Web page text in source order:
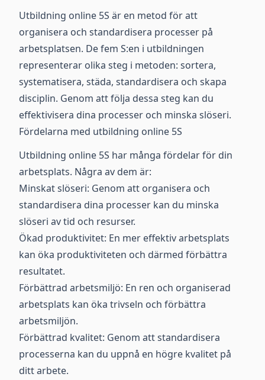
Utbildning online 5S är en metod för att
organisera och standardisera processer på
arbetsplatsen. De fem S:en i utbildningen
representerar olika steg i metoden: sortera,
systematisera, städa, standardisera och skapa
disciplin. Genom att följa dessa steg kan du
effektivisera dina processer och minska slöseri.
Fördelarna med utbildning online 5S
Utbildning online 5S har många fördelar för din
arbetsplats. Några av dem är:
Minskat slöseri: Genom att organisera och
standardisera dina processer kan du minska
slöseri av tid och resurser.
Ökad produktivitet: En mer effektiv arbetsplats
kan öka produktiviteten och därmed förbättra
resultatet.
Förbättrad arbetsmiljö: En ren och organiserad
arbetsplats kan öka trivseln och förbättra
arbetsmiljön.
Förbättrad kvalitet: Genom att standardisera
processerna kan du uppnå en högre kvalitet på
ditt arbete.